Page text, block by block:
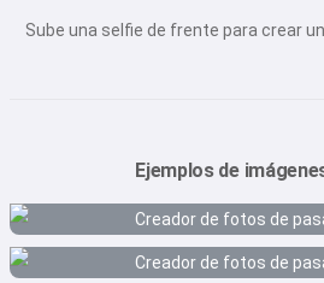
Sube una selfie de frente para crear
Ejemplos de